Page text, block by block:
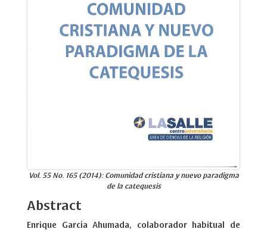
Vol. 55 No. 165 (2014): Comunidad cristiana y nuevo paradigma
de la catequesis
Abstract
Enrique García Ahumada, colaborador habitual de